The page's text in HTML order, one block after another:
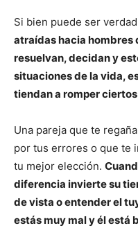
Si bien puede ser
atraídas hacia hombres
resuelvan, decidan y
situaciones de la vida,
tiendan a romper
Una pareja que te
por tus errores o que te
tu mejor elección.
diferencia invierte su
de vista o entender el
estás muy mal y él está